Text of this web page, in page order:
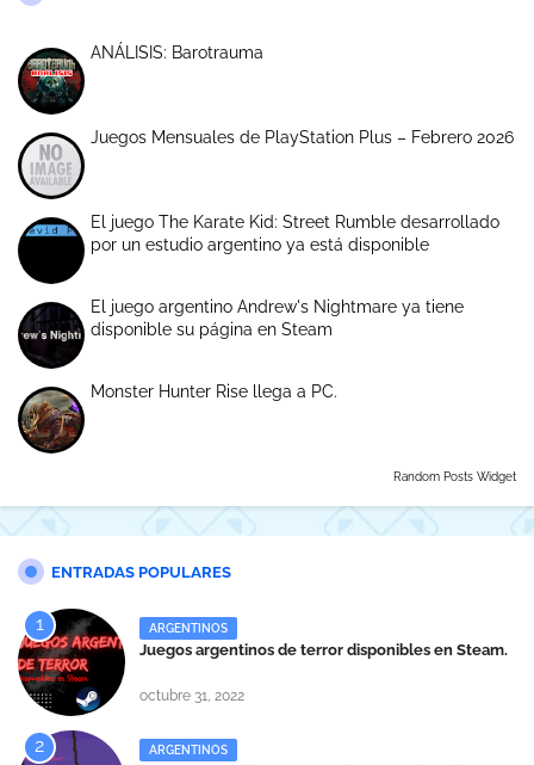
ANÁLISIS: Barotrauma
Juegos Mensuales de PlayStation Plus – Febrero 2026
El juego The Karate Kid: Street Rumble desarrollado
por un estudio argentino ya está disponible
El juego argentino Andrew's Nightmare ya tiene
disponible su página en Steam
Monster Hunter Rise llega a PC.
Random Posts Widget
ENTRADAS POPULARES
ARGENTINOS
Juegos argentinos de terror disponibles en Steam.
octubre 31, 2022
ARGENTINOS